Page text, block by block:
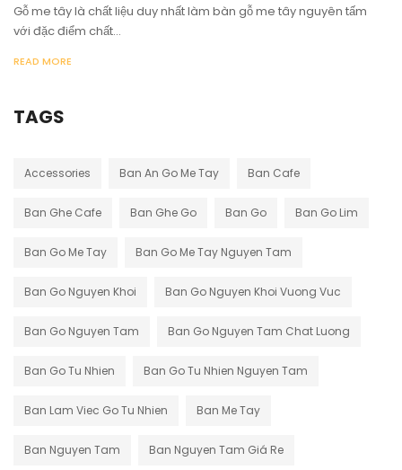
Gỗ me tây là chất liệu duy nhất làm bàn gỗ me tây nguyên tấm
với đặc điểm chất...
READ MORE
TAGS
Accessories Ban An Go Me Tay Ban Cafe
Ban Ghe Cafe Ban Ghe Go Ban Go Ban Go Lim
Ban Go Me Tay Ban Go Me Tay Nguyen Tam
Ban Go Nguyen Khoi Ban Go Nguyen Khoi Vuong Vuc
Ban Go Nguyen Tam Ban Go Nguyen Tam Chat Luong
Ban Go Tu Nhien Ban Go Tu Nhien Nguyen Tam
Ban Lam Viec Go Tu Nhien Ban Me Tay
Ban Nguyen Tam Ban Nguyen Tam Giá Re